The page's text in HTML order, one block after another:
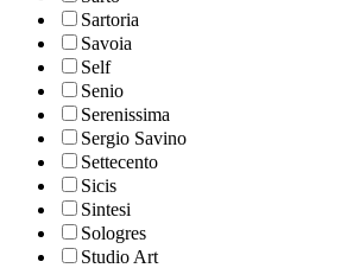
Sartoria
Savoia
Self
Senio
Serenissima
Sergio Savino
Settecento
Sicis
Sintesi
Sologres
Studio Art